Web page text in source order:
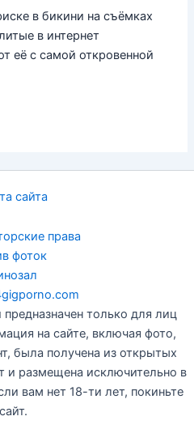
в бикини на съёмках
в интернет
её с самой откровенной
сайта
права
фоток
только для лиц
на сайте, включая фото,
была получена из открытых
и размещена исключительно в
вам нет 18-ти лет, покиньте
сайт.